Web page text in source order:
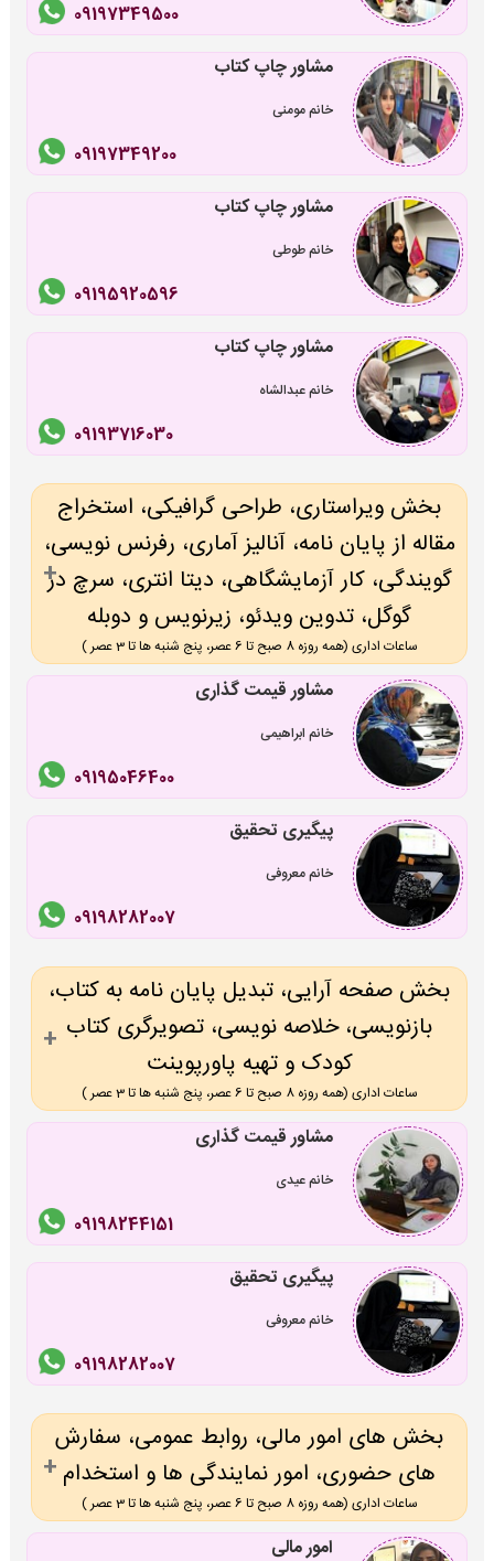
09197349500
مشاور چاپ کتاب
خانم مومنی
09197349200
مشاور چاپ کتاب
خانم طوطی
09195920596
مشاور چاپ کتاب
خانم عبدالشاه
09193716030
بخش ویراستاری، طراحی گرافیکی، استخراج
مقاله از پایان نامه، آنالیز آماری، رفرنس نویسی،
گویندگی، کار آزمایشگاهی، دیتا انتری، سرچ در
گوگل، تدوین ویدئو، زیرنویس و دوبله
ساعات اداری (همه روزه 8 صبح تا 6 عصر، پنج شنبه ها تا 3 عصر )
مشاور قیمت گذاری
خانم ابراهیمی
09195046400
پیگیری تحقیق
خانم معروفی
09198282007
بخش صفحه آرایی، تبدیل پایان نامه به کتاب،
بازنویسی، خلاصه نویسی، تصویرگری کتاب
کودک و تهیه پاورپوینت
ساعات اداری (همه روزه 8 صبح تا 6 عصر، پنج شنبه ها تا 3 عصر )
مشاور قیمت گذاری
خانم عیدی
09198244151
پیگیری تحقیق
خانم معروفی
09198282007
بخش های امور مالی، روابط عمومی، سفارش
های حضوری، امور نمایندگی ها و استخدام
ساعات اداری (همه روزه 8 صبح تا 6 عصر، پنج شنبه ها تا 3 عصر )
امور مالی